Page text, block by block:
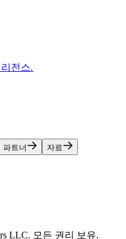
전스.​​
파트너​​ 자료​​
LLC. 모든 권리 보유.​​